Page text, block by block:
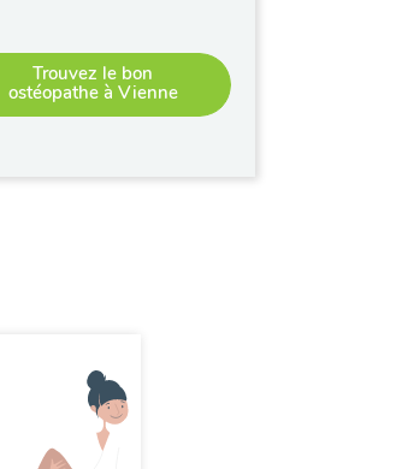
Trouvez le bon
ostéopathe à Vienne